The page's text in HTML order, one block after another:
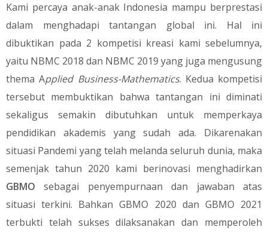
Kami percaya anak-anak Indonesia mampu berprestasi
dalam menghadapi tantangan global ini. Hal ini
dibuktikan pada 2 kompetisi kreasi kami sebelumnya,
yaitu NBMC 2018 dan NBMC 2019 yang juga mengusung
thema Applied Business-Mathematics. Kedua kompetisi
tersebut membuktikan bahwa tantangan ini diminati
sekaligus semakin dibutuhkan untuk memperkaya
pendidikan akademis yang sudah ada. Dikarenakan
situasi Pandemi yang telah melanda seluruh dunia, maka
semenjak tahun 2020 kami berinovasi menghadirkan
GBMOsebagai penyempurnaan dan jawaban atas
situasi terkini. Bahkan GBMO 2020 dan GBMO 2021
terbukti telah sukses dilaksanakan dan memperoleh